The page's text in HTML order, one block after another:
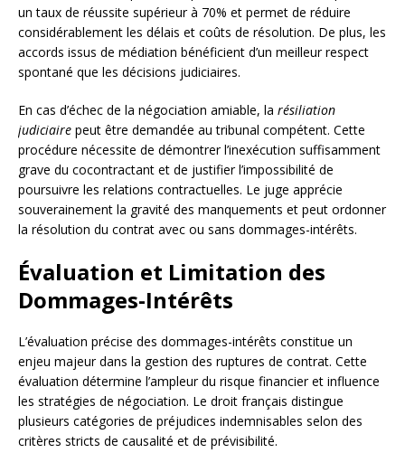
un taux de réussite supérieur à 70% et permet de réduire
considérablement les délais et coûts de résolution. De plus, les
accords issus de médiation bénéficient d’un meilleur respect
spontané que les décisions judiciaires.
En cas d’échec de la négociation amiable, la résiliation
judiciaire peut être demandée au tribunal compétent. Cette
procédure nécessite de démontrer l’inexécution suffisamment
grave du cocontractant et de justifier l’impossibilité de
poursuivre les relations contractuelles. Le juge apprécie
souverainement la gravité des manquements et peut ordonner
la résolution du contrat avec ou sans dommages-intérêts.
Évaluation et Limitation des
Dommages-Intérêts
L’évaluation précise des dommages-intérêts constitue un
enjeu majeur dans la gestion des ruptures de contrat. Cette
évaluation détermine l’ampleur du risque financier et influence
les stratégies de négociation. Le droit français distingue
plusieurs catégories de préjudices indemnisables selon des
critères stricts de causalité et de prévisibilité.